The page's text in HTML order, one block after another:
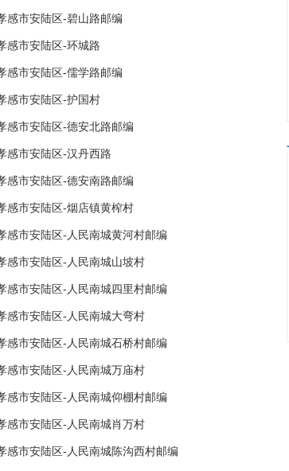
感市安陆区-碧山路邮编
感市安陆区-环城路
感市安陆区-儒学路邮编
感市安陆区-护国村
感市安陆区-德安北路邮编
感市安陆区-汉丹西路
感市安陆区-德安南路邮编
感市安陆区-烟店镇黄榨村
感市安陆区-人民南城黄河村邮编
感市安陆区-人民南城山坡村
感市安陆区-人民南城四里村邮编
感市安陆区-人民南城大弯村
感市安陆区-人民南城石桥村邮编
感市安陆区-人民南城万庙村
感市安陆区-人民南城仰棚村邮编
感市安陆区-人民南城肖万村
感市安陆区-人民南城陈沟西村邮编